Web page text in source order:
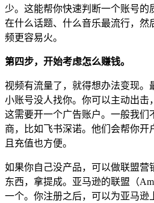
少。这能帮你快速判断一个账号的
在什么话题、什么音乐最流行，然
频更容易火。
第四步，开始考虑怎么赚钱。
视频有流量了，就得想办法变现。
小账号没人找你。你可以主动出击
这需要开一个广告账户。一般我们
商，比如飞书深诺。他们会帮你开
且充值也方便。
如果你自己没产品，可以做联盟营
东西，拿提成。亚马逊的联盟（
一个。你注册之后，可以为亚马逊